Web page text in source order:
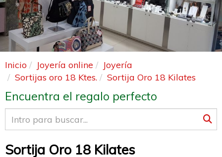
Inicio Joyería online
Joyería
Sortijas oro 18 Ktes.
Sortija Oro 18 Kilates
Encuentra el regalo perfecto
Sortija Oro 18 Kilates